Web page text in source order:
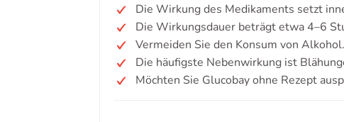
Die Wirkung des Medikaments setzt
Die Wirkungsdauer beträgt etwa 4–6
Vermeiden Sie den Konsum von Alkohol.
Die häufigste Nebenwirkung ist
Möchten Sie Glucobay ohne Rezept